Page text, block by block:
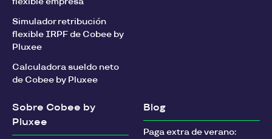
Simulador retribución
flexible IRPF de Cobee by
Pluxee
Calculadora sueldo neto
de Cobee by Pluxee
Sobre Cobee by
Pluxee
Blog
Paga extra de verano: